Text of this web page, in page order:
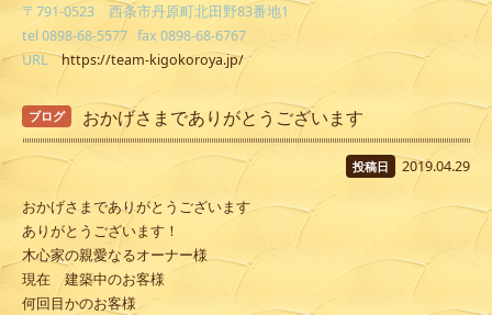
〒791-0523 西条市丹原町北田野83番地1
tel 0898-68-5577 fax 0898-68-6767
URLhttps://team-kigokoroya.jp/
ブログ おかげさまでありがとうございます
投稿日 2019.04.29
おかげさまでありがとうございます
ありがとうございます！
木心家の親愛なるオーナー様
現在 建築中のお客様
何回目かのお客様